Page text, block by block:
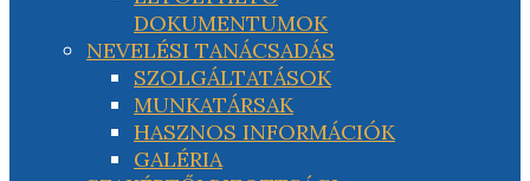
DOKUMENTUMOK
NEVELÉSI TANÁCSADÁS
SZOLGÁLTATÁSOK
MUNKATÁRSAK
HASZNOS INFORMÁCIÓK
GALÉRIA